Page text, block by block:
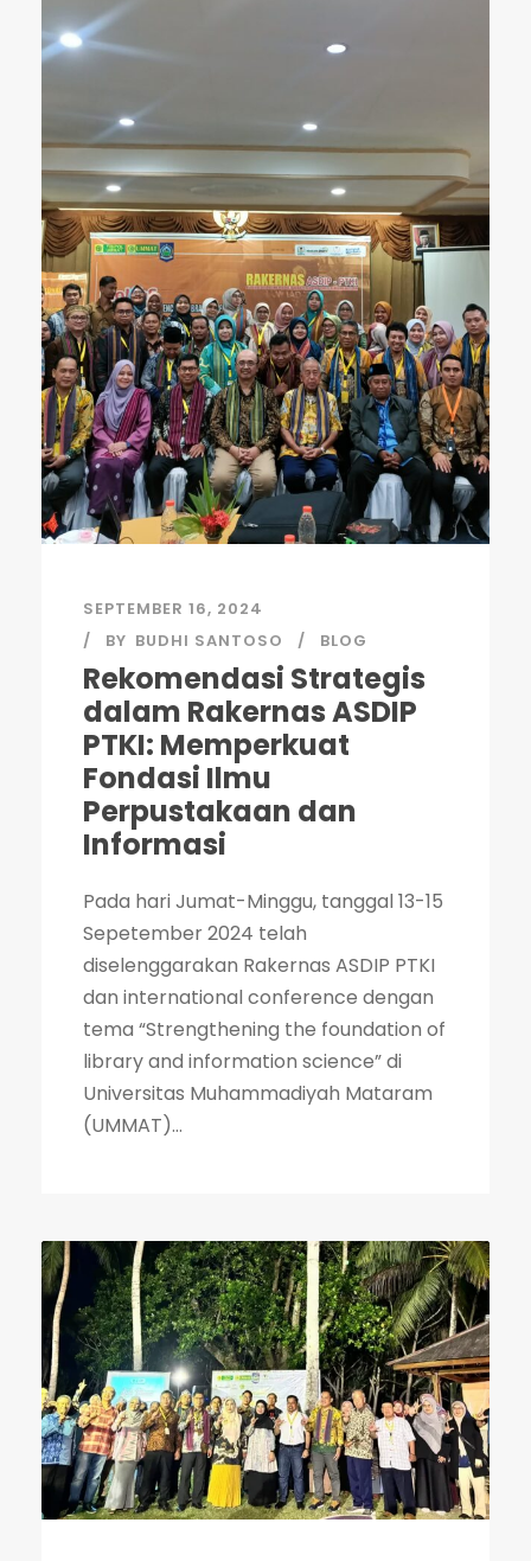
SEPTEMBER 16, 2024
BY BUDHI SANTOSO BLOG
Rekomendasi Strategis
dalam Rakernas ASDIP
PTKI: Memperkuat
Fondasi Ilmu
Perpustakaan dan
Informasi
Pada hari Jumat-Minggu, tanggal 13-15
Sepetember 2024 telah
diselenggarakan Rakernas ASDIP PTKI
dan international conference dengan
tema “Strengthening the foundation of
library and information science” di
Universitas Muhammadiyah Mataram
(UMMAT)...